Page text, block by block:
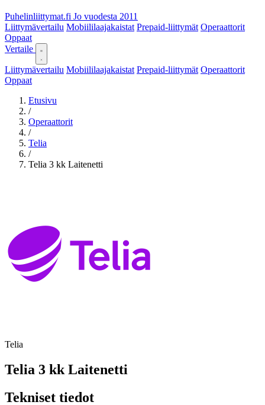
Puhelinliittymat.fi Jo vuodesta 2011
Liittymävertailu Mobiililaajakaistat Prepaid-liittymät Operaattorit
Oppaat
Vertaile
Liittymävertailu Mobiililaajakaistat Prepaid-liittymät Operaattorit
Oppaat
Etusivu
/
Operaattorit
/
Telia
/
Telia 3 kk Laitenetti
Telia
Telia 3 kk Laitenetti
Tekniset tiedot